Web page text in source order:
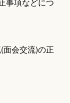
面会交流)の正